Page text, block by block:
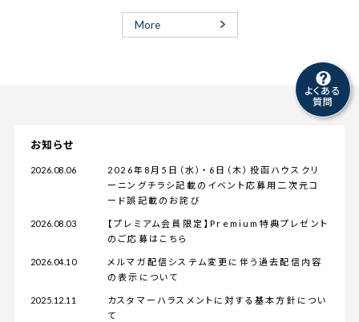
More
お知らせ
2026.08.06
2026年8月5日（水）・6日（木）投函ハウスクリ
ーニングチラシ記載のイベント応募用二次元コ
ード誤記載のお詫び
2026.08.03
【プレミアム会員限定】Premium特典プレゼント
のご応募はこちら
2026.04.10
メルマガ配信システム変更に伴う過去配信内容
の表示について
2025.12.11
カスタマーハラスメントに対する基本方針につい
て
よくある
質問